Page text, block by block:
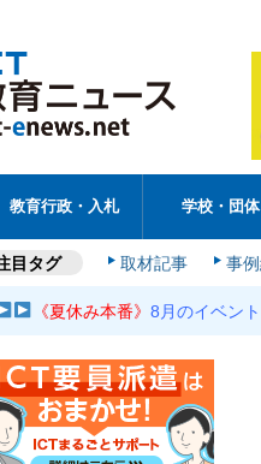
教育行政・入札 学校・団体
目タグ 取材記事 事
《夏休み本番》8月のイベン